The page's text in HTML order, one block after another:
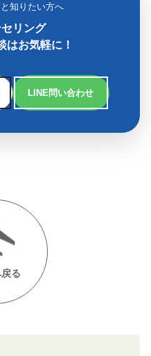
知りたい方へ
リング
はお気軽に！
LINE問い合わせ
る